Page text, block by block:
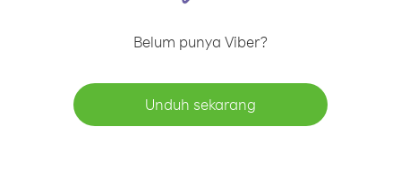
Belum punya Viber?
Unduh sekarang